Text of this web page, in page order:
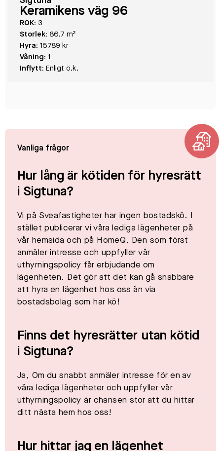
Keramikens väg 96
ROK: 3
Storlek: 86.7 m²
Hyra: 15789 kr
Våning: 1
Inflytt: Enligt ö.k.
Vanliga frågor
Hur lång är kötiden för hyresrätt
i Sigtuna?
Vi på Sveafastigheter har ingen bostadskö. I
stället publicerar vi våra lediga lägenheter på
vår hemsida och på HomeQ. Den som först
anmäler intresse och uppfyller vår
uthyrningspolicy får erbjudande om
lägenheten. Det gör att det kan gå snabbare
att hyra en lägenhet hos oss än via
bostadsbolag som har kö!​
Finns det hyresrätter utan kötid
i Sigtuna?
Ja, Om du snabbt anmäler intresse för en av
våra lediga lägenheter och uppfyller vår
uthyrningspolicy är chansen stor att du hittar
ditt nästa hem hos oss!​
Hur hittar jag en lägenhet